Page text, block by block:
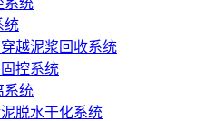
统
越泥浆回收系统
控系统
系统
脱水干化系统